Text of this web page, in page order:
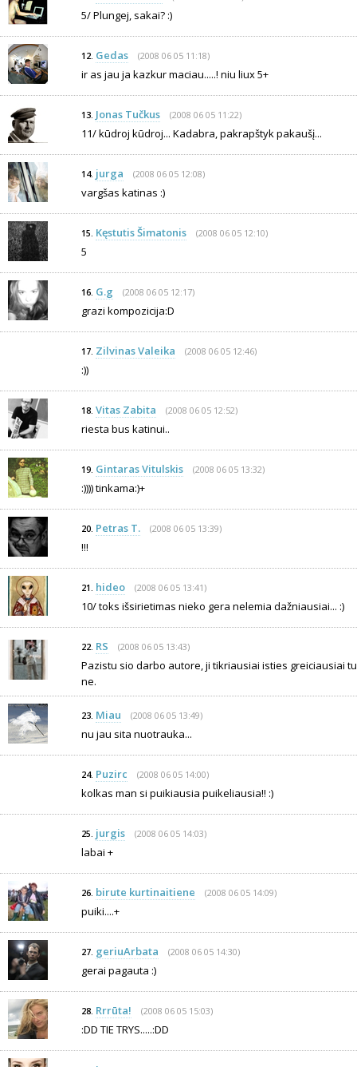
5/ Plungej, sakai? :)
12. Gedas (2008 06 05 11:18)
ir as jau ja kazkur maciau.....! niu liux 5+
13. Jonas Tučkus (2008 06 05 11:22)
11/ kūdroj kūdroj... Kadabra, pakrapštyk pakaušį...
14. jurga (2008 06 05 12:08)
vargšas katinas :)
15. Kęstutis Šimatonis (2008 06 05 12:10)
5
16. G.g (2008 06 05 12:17)
grazi kompozicija:D
17. Zilvinas Valeika (2008 06 05 12:46)
:))
18. Vitas Zabita (2008 06 05 12:52)
riesta bus katinui..
19. Gintaras Vitulskis (2008 06 05 13:32)
:)))) tinkama:)+
20. Petras T. (2008 06 05 13:39)
!!!
21. hideo (2008 06 05 13:41)
10/ toks išsirietimas nieko gera nelemia dažniausiai... :)
22. RS (2008 06 05 13:43)
Pazistu sio darbo autore, ji tikriausiai isties greiciausiai
ne.
23. Miau (2008 06 05 13:49)
nu jau sita nuotrauka...
24. Puzirc (2008 06 05 14:00)
kolkas man si puikiausia puikeliausia!! :)
25. jurgis (2008 06 05 14:03)
labai +
26. birute kurtinaitiene (2008 06 05 14:09)
puiki....+
27. geriuArbata (2008 06 05 14:30)
gerai pagauta :)
28. Rrrūta! (2008 06 05 15:03)
:DD TIE TRYS.....:DD